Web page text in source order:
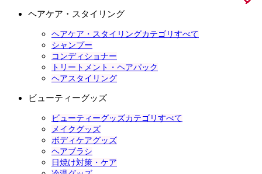
ヘアケア・スタイリング
ヘアケア・スタイリングカテゴリすべて
シャンプー
コンディショナー
トリートメント・ヘアパック
ヘアスタイリング
ビューティーグッズ
ビューティーグッズカテゴリすべて
メイクグッズ
ボディケアグッズ
ヘアブラシ
日焼け対策・ケア